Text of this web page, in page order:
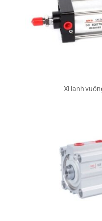
Xi lanh